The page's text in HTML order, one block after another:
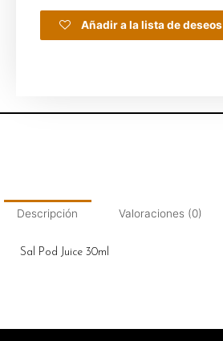
Añadir a la lista de deseos
Descripción Valoraciones (0)
Sal Pod Juice 30ml